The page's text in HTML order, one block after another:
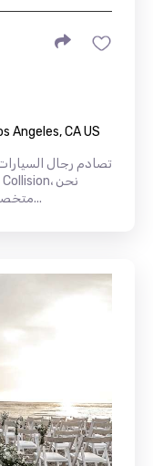
Angeles, CA US
متخصصون في إصلاح وإعادة صقل التصادمات...